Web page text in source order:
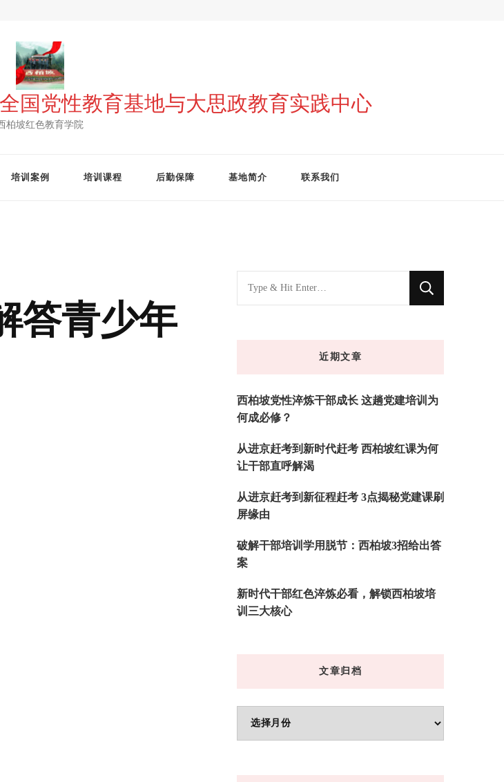
国党性教育基地与大思政教育实践中心
柏坡红色教育学院
培训案例 培训课程 后勤保障 基地简介 联系我们
答青少年
找
什
近期文章
西柏坡党性淬炼干部成长 这趟党建培训为
何成必修？
从进京赶考到新时代赶考 西柏坡红课为何
让干部直呼解渴
从进京赶考到新征程赶考 3点揭秘党建课刷
屏缘由
破解干部培训学用脱节：西柏坡3招给出答
案
新时代干部红色淬炼必看，解锁西柏坡培
训三大核心
文章归档
章